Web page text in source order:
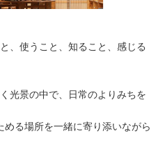
、使うこと、知ること、感じる
光景の中で、日常のよりみちを
る場所を一緒に寄り添いながら